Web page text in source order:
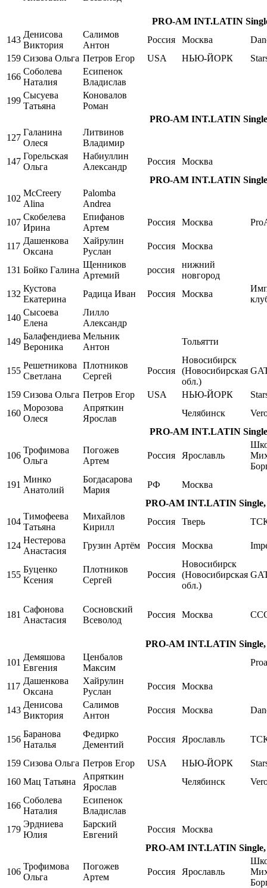
PRO-AM INT.LATIN
143
Денисова
Виктория
Салимов
Антон
Россия Москва
159 Сизова Ольга Петров Егор USA НЬЮ-ЙОРК
166
Соболева
Наталия
Есипенок
Владислав
199
Сысуева
Татьяна
Коновалов
Роман
PRO-AM INT.LATIN
127
Галанина
Олеся
Литвинов
Владимир
147
Горельская
Ольга
Набиуллин
Александр
Россия
Москва
PRO-AM INT.LATIN
102
McCreery
Alina
Palomba
Andrea
107
Скобелева
Ирина
Епифанов
Артем
Россия Москва
117
Дашенкова
Оксана
Хайрулин
Руслан
Россия Москва
131 Бойко Галина
Щенников
Артемий
россия
нижний
новгород
132
Кустова
Екатерина
Радица Иван Россия Москва
140
Сысоева
Елена
Лилло
Александр
149
Балафендиева
Вероника
Мельник
Антон
Тольятти
155
Решетникова
Светлана
Плотников
Сергей
Россия
Новосибирск
(Новосибирская
обл.)
159 Сизова Ольга Петров Егор USA НЬЮ-ЙОРК
160
Морозова
Олеся
Апряткин
Ярослав
Челябинск
PRO-AM INT.LATIN
106
Трофимова
Ольга
Погожев
Артем
Россия Ярославль
191
Минко
Анатолий
Богдасарова
Мария
РФ
Москва
PRO-AM INT.LATIN Single,
104
Тимофеева
Татьяна
Михайлов
Кирилл
Россия Тверь
124
Нестерова
Анастасия
Грузин Артём Россия Москва
155
Буценко
Ксения
Плотников
Сергей
Россия
Новосибирск
(Новосибирская
обл.)
181
Сафонова
Анастасия
Сосновский
Всеволод
Россия Москва
PRO-AM INT.LATIN Single,
101
Демяшова
Евгения
Ценбалов
Максим
117
Дашенкова
Оксана
Хайрулин
Руслан
Россия Москва
143
Денисова
Виктория
Салимов
Антон
Россия Москва
156
Баранова
Наталья
Федирко
Дементий
Россия Ярославль
159 Сизова Ольга Петров Егор USA НЬЮ-ЙОРК
160 Мац Татьяна
Апряткин
Ярослав
Челябинск
166
Соболева
Наталия
Есипенок
Владислав
179
Эрдниева
Юлия
Барский
Евгений
Россия
Москва
PRO-AM INT.LATIN Single,
106
Трофимова
Ольга
Погожев
Артем
Россия Ярославль